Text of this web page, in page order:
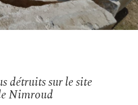
détruits sur le site
Nimroud